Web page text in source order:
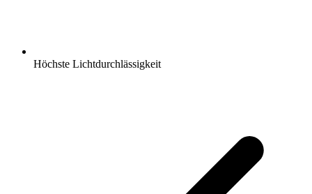
Höchste Lichtdurchlässigkeit